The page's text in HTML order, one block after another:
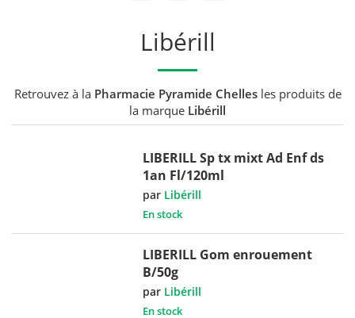
Libérill
Retrouvez à la Pharmacie Pyramide Chellesles produits de
la marque Libérill
LIBERILL Sp tx mixt Ad Enf ds
1an Fl/120ml
par Libérill
En stock
LIBERILL Gom enrouement
B/50g
par Libérill
En stock